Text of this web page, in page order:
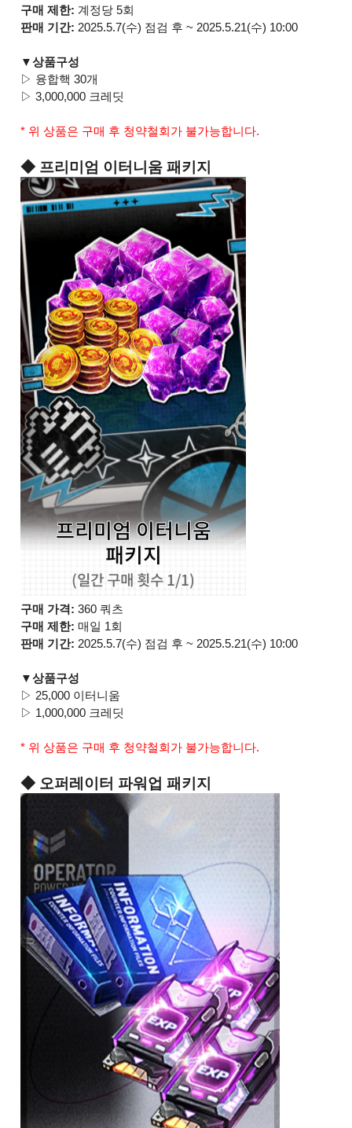
구매 제한: 계정당 5회
판매 기간: 2025.5.7(수) 점검 후 ~ 2025.5.21(수) 10:00
▼상품구성
▷ 융합핵 30개
▷ 3,000,000 크레딧
* 위 상품은 구매 후 청약철회가 불가능합니다.
◆ 프리미엄 이터니움 패키지
구매 가격: 360 쿼츠
구매 제한: 매일 1회
판매 기간: 2025.5.7(수) 점검 후 ~ 2025.5.21(수) 10:00
▼상품구성
▷ 25,000 이터니움
▷ 1,000,000 크레딧
* 위 상품은 구매 후 청약철회가 불가능합니다.
◆ 오퍼레이터 파워업 패키지